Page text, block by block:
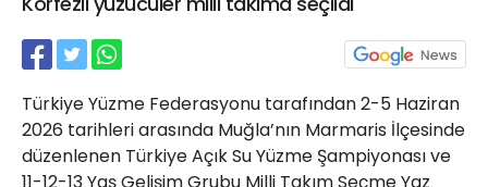
Türkiye Yüzme Federasyonu tarafından 2-5 Haziran
2026 tarihleri arasında Muğla’nın Marmaris İlçesinde
düzenlenen Türkiye Açık Su Yüzme Şampiyonası ve
21 Gölcük
02624132333